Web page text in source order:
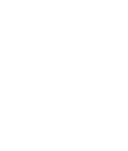
de las
enlaces de
recibir
o
sin costo